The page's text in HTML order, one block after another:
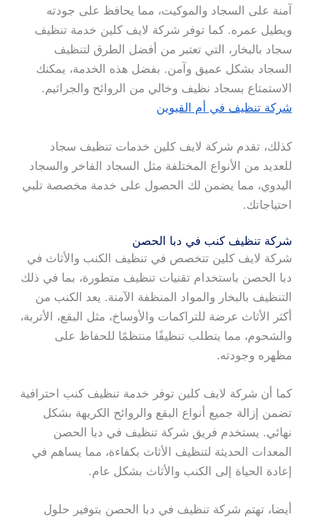
آمنة على السجاد والموكيت، مما يحافظ على جودته
ويطيل عمره. كما توفر شركة لايف كلين خدمة تنظيف
سجاد بالبخار، التي تعتبر من أفضل الطرق لتنظيف
السجاد بشكل عميق وآمن. بفضل هذه الخدمة، يمكنك
الاستمتاع بسجاد نظيف وخالي من الروائح والجراثيم.
شركة تنظيف في أم القيوين
كذلك، تقدم شركة لايف كلين خدمات تنظيف سجاد
للعديد من الأنواع المختلفة مثل السجاد الفاخر والسجاد
اليدوي، مما يضمن لك الحصول على خدمة مخصصة تلبي
احتياجاتك.
شركة تنظيف كنب في دبا الحصن
شركة لايف كلين تتخصص في تنظيف الكنب والأثاث في
دبا الحصن باستخدام تقنيات تنظيف متطورة، بما في ذلك
التنظيف بالبخار والمواد المنظفة الآمنة. يعد الكنب من
أكثر الأثاث عرضة للتراكمات والأوساخ، مثل البقع، الأتربة،
والشحوم، مما يتطلب تنظيفًا منتظمًا للحفاظ على
مظهره وجودته.
كما أن شركة لايف كلين توفر خدمة تنظيف كنب احترافية
تضمن إزالة جميع أنواع البقع والروائح الكريهة بشكل
نهائي. يستخدم فريق شركة تنظيف في دبا الحصن
المعدات الحديثة لتنظيف الأثاث بكفاءة، مما يساهم في
إعادة الحياة إلى الكنب والأثاث بشكل عام.
أيضا، تهتم شركة تنظيف في دبا الحصن بتوفير حلول